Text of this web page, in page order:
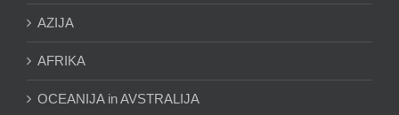
AZIJA
AFRIKA
OCEANIJA in AVSTRALIJA